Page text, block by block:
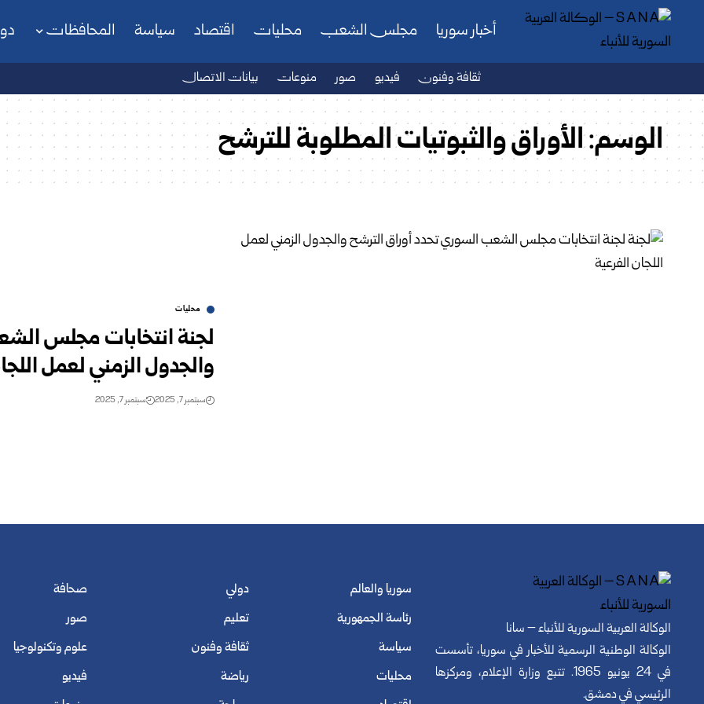
أخبار سوريا مجلس الشعب محليات اقتصاد سياسة المحافظات
ثقافة وفنون فيديو صور منوعات بيانات الاتصال
الوسم:الأوراق والثبوتيات المطلوبة للترشح
محليات
لجنة انتخابات مجلس
والجدول الزمني لعمل
سبتمبر 7, 2025 سبتمبر 7, 2025
الوكالة العربية السورية للأنباء – سانا
الوكالة الوطنية الرسمية للأخبار في سوريا، تأسست
في 24 يونيو 1965. تتبع وزارة الإعلام، ومركزها
الرئيسي في دمشق.
سوريا والعالم
رئاسة الجمهورية
سياسة
محليات
دولي
تعليم
ثقافة وفنون
رياضة
صحافة
صور
علوم وتكنولوجيا
فيديو